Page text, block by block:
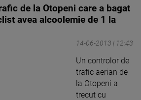
de la Otopeni care a bagat
avea alcoolemie de 1 la
14-06-2013 | 12:43
Un controlor de
trafic aerian de
la Otopeni a
trecut cu